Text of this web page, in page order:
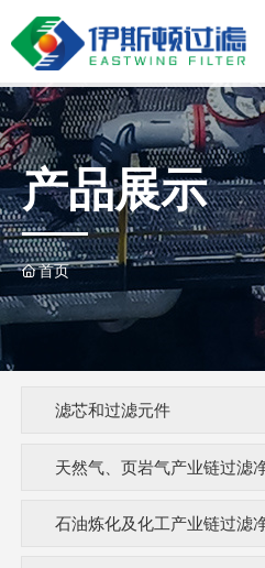
产品展示
首页
滤芯和过滤元件
天然气、页岩气产业链过滤
石油炼化及化工产业链过滤